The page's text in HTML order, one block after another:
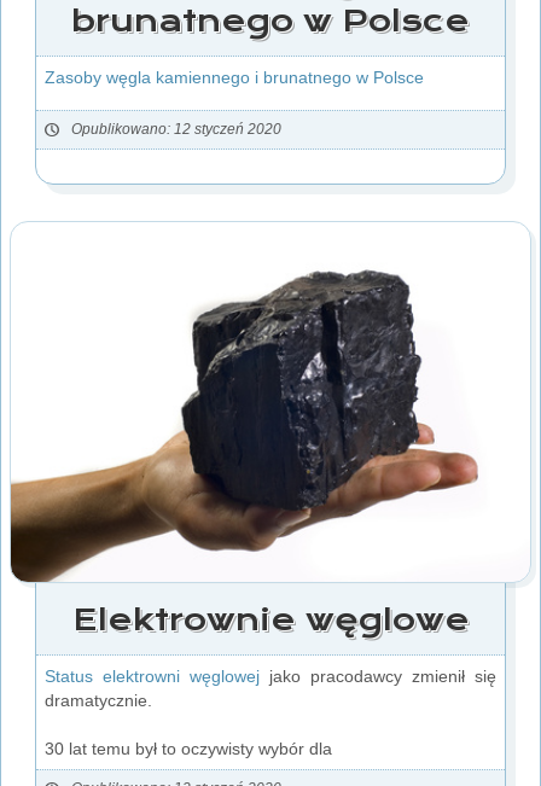
brunatnego w Polsce
Zasoby węgla kamiennego i brunatnego w Polsce
Opublikowano: 12 styczeń 2020
Elektrownie węglowe
Status elektrowni węglowej jako pracodawcy zmienił się
dramatycznie.
30 lat temu był to oczywisty wybór dla